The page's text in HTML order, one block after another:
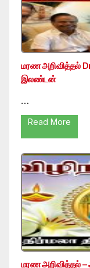
மரண அறிவித்தல்
இலண்டன்
…
Read More
மரண அறிவித்தல் –